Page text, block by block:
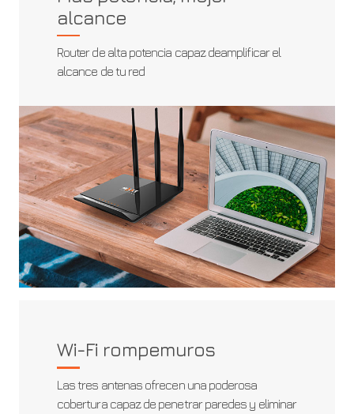
alcance
Router de alta potencia capaz deamplificar el
alcance de tu red
Wi-Fi rompemuros
Las tres antenas ofrecen una poderosa
cobertura capaz de penetrar paredes y eliminar